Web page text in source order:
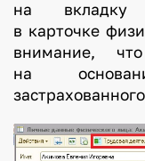
на вкладку
в карточке
внимание,
на